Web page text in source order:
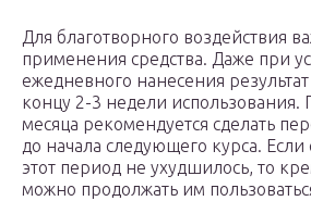
Для благотворного воздействия
применения средства. Даже при
ежедневного нанесения результат
концу 2-3 недели использования.
месяца рекомендуется сделать
до начала следующего курса. Если
этот период не ухудшилось, то
можно продолжать им